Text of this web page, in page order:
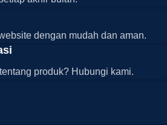
dengan mudah dan aman.
produk? Hubungi kami.